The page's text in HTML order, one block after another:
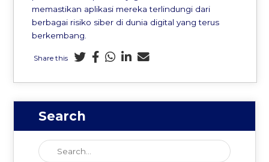
memastikan aplikasi mereka terlindungi dari
berbagai risiko siber di dunia digital yang terus
berkembang.
Share this
Search